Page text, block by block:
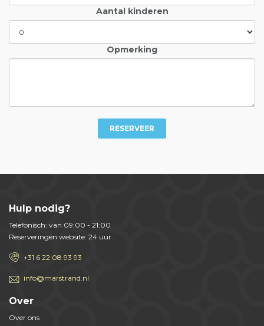
Aantal kinderen
Opmerking
RESERVEER
Hulp nodig?
Telefonisch: van 09:00 - 21:00
Reserveringen website: 24 uur
+31 6 22 08 93 93
info@marstrand.nl
Over
Over ons